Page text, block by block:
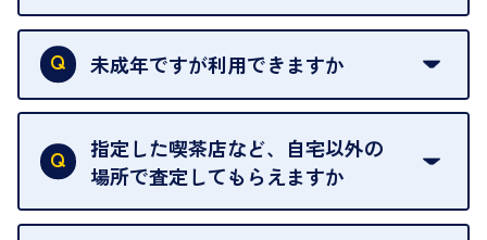
本人確認書類をご用意ください。ご利用になれる書
類はこちらをご確認ください。
未成年ですが利用できますか
18歳未満の方は、保護者の同意があってもご利用い
ただけません。
指定した喫茶店など、自宅以外の
場所で査定してもらえますか
ご自宅以外での査定はお引き受けできません。ご指